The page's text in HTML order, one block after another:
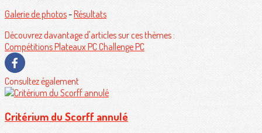
Galerie de photos-Résultats
Découvrez davantage d'articles sur ces thèmes :
CompétitionsPlateaux PCChallenge PC
Consultez également
Critérium du Scorff annulé